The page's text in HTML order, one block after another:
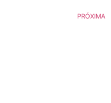
PRÓXIMA